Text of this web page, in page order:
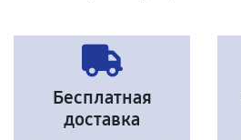
Бесплатная
доставка